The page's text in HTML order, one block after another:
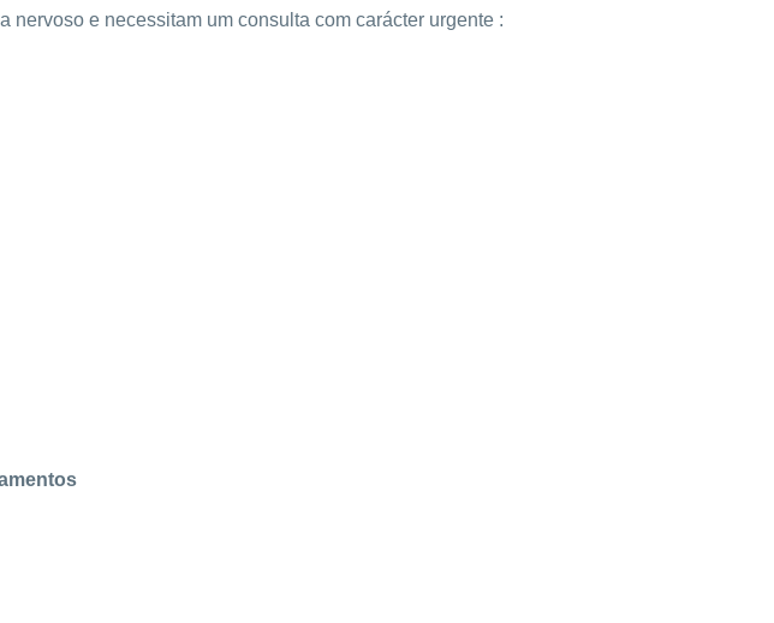
e necessitam um consulta com carácter urgente :